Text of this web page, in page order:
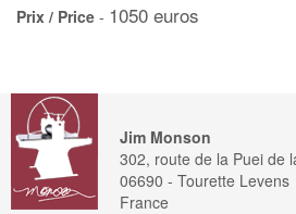
Prix / Price - 1050 euros
Jim Monson
302, route de la Puei de
06690 - Tourette Levens
France